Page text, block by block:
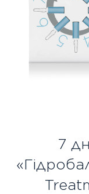
Контакти
Безкоштовна
Вхід/Реєстрація
7